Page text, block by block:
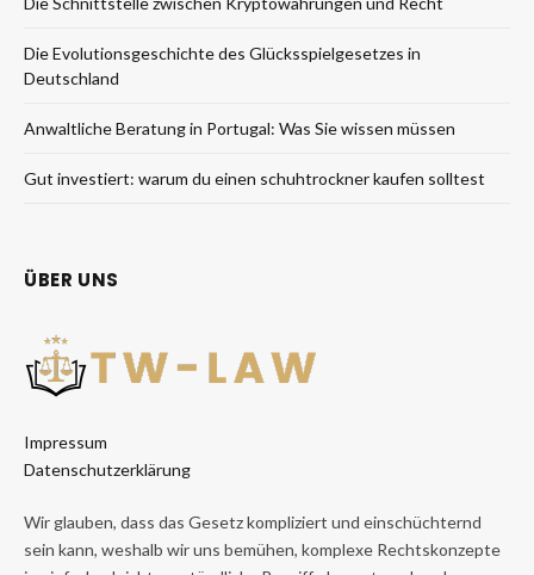
Die Evolutionsgeschichte des Glücksspielgesetzes in
Deutschland
Anwaltliche Beratung in Portugal: Was Sie wissen müssen
Gut investiert: warum du einen schuhtrockner kaufen solltest
ÜBER UNS
Impressum
Datenschutzerklärung
Wir glauben, dass das Gesetz kompliziert und einschüchternd
sein kann, weshalb wir uns bemühen, komplexe Rechtskonzepte